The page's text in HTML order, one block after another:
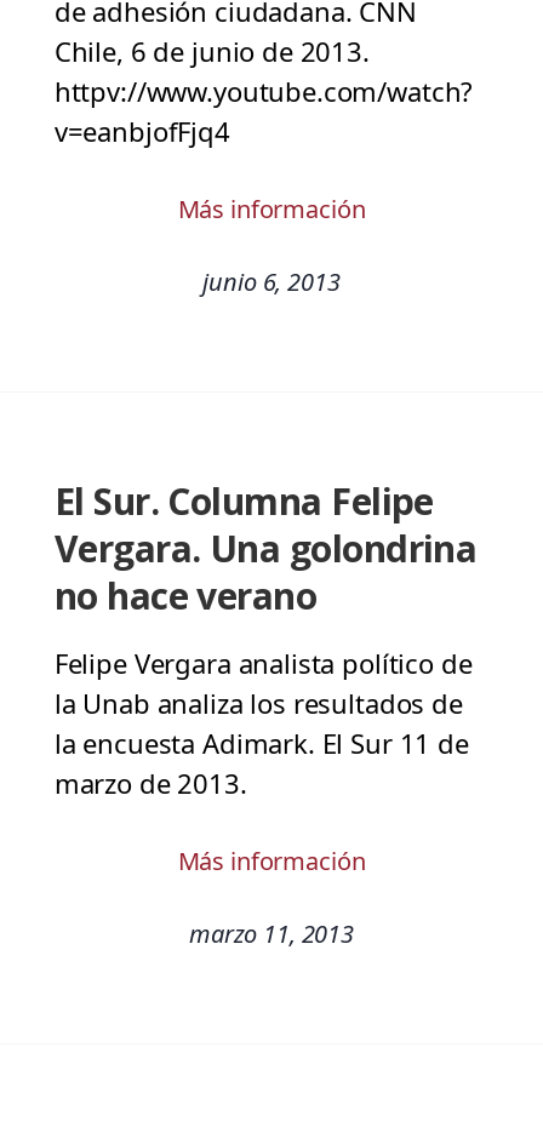
de adhesión ciudadana. CNN
Chile, 6 de junio de 2013.
httpv://www.youtube.com/watch?
v=eanbjofFjq4
Más información
junio 6, 2013
El Sur. Columna Felipe
Vergara. Una golondrina
no hace verano
Felipe Vergara analista político de
la Unab analiza los resultados de
la encuesta Adimark. El Sur 11 de
marzo de 2013.
Más información
marzo 11, 2013